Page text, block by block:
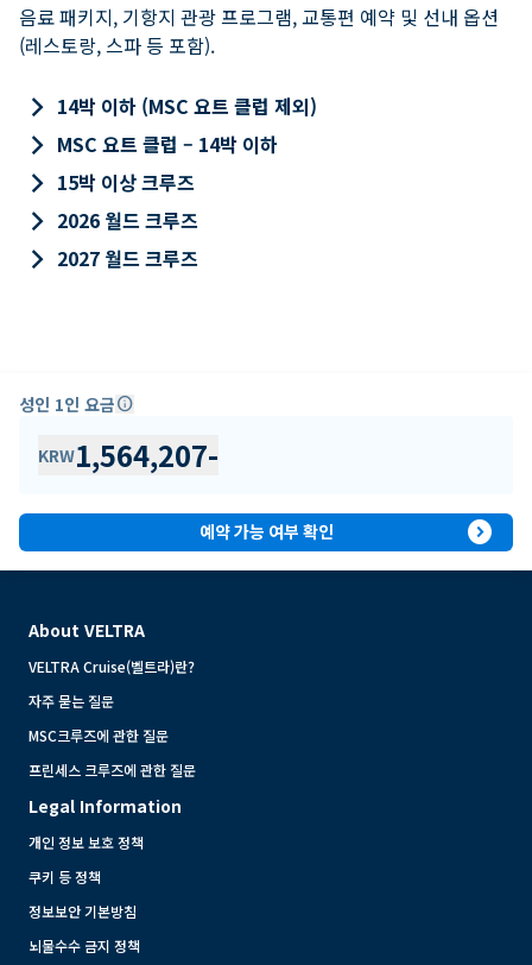
음료 패키지, 기항지 관광 프로그램, 교통편 예약 및 선내 옵션
(레스토랑, 스파 등 포함).
keyboard_arrow_right 14박 이하 (MSC 요트 클럽 제외)
keyboard_arrow_right MSC 요트 클럽 – 14박 이하
keyboard_arrow_right 15박 이상 크루즈
keyboard_arrow_right 2026 월드 크루즈
keyboard_arrow_right 2027 월드 크루즈
성인 1인 요금info
KRW1,564,207-
예약 가능 여부 확인 expand_circle_right
About VELTRA
VELTRA Cruise(벨트라)란?
자주 묻는 질문
MSC크루즈에 관한 질문
프린세스 크루즈에 관한 질문
Legal Information
개인 정보 보호 정책
쿠키 등 정책
정보보안 기본방침
뇌물수수 금지 정책